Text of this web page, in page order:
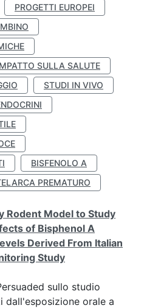
PROGETTI EUROPEI
SULLA SALUTE
STUDI IN VIVO
BISFENOLO A
PREMATURO
Rodent Model to Study
of Bisphenol A
Derived From Italian
Study
sullo studio
dall'esposizione orale a